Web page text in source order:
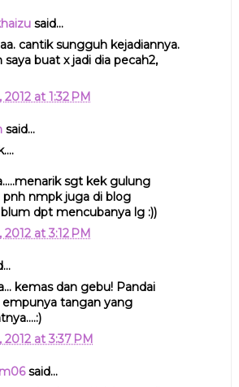
said...
cantik sungguh kejadiannya.
saya buat x jadi dia pecah2,
2012 at 1:32 PM
said...
sgt kek gulung
pnh nmpk juga di blog
dpt mencubanya lg :))
2012 at 3:12 PM
kemas dan gebu! Pandai
tangan yang
2012 at 3:37 PM
said...